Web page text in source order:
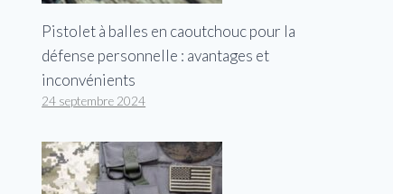
Pistolet à balles en caoutchouc pour la
défense personnelle : avantages et
inconvénients
24 septembre 2024